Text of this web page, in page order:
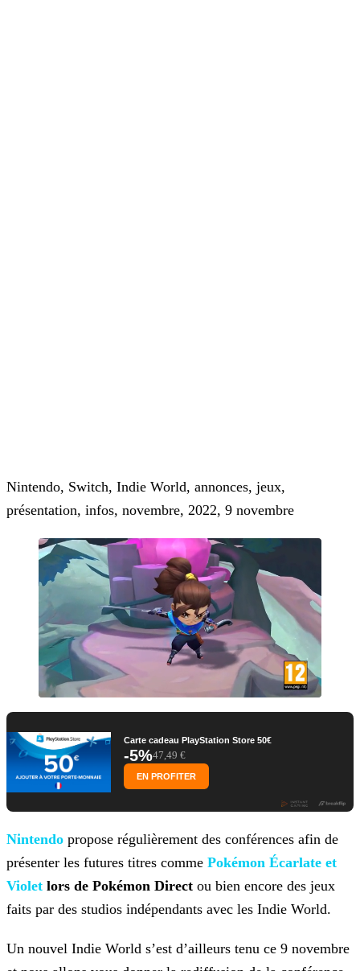
Nintendo, Switch, Indie World, annonces, jeux,
présentation, infos, novembre, 2022, 9 novembre
Carte cadeau PlayStation Store 50€
-5%47,49 €
EN PROFITER
Nintendo propose régulièrement des conférences afin de
présenter les futures titres comme Pokémon Écarlate et
Violet lors de Pokémon Direct ou bien encore des jeux
faits par des studios indépendants avec les Indie World.
Un nouvel Indie World s’est d’ailleurs tenu ce 9 novembre